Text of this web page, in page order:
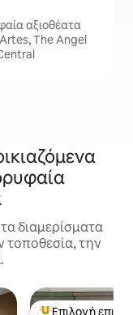
αξιοθέατα
The Angel
διαμερίσματα
τοποθεσία, την
Επιλογή